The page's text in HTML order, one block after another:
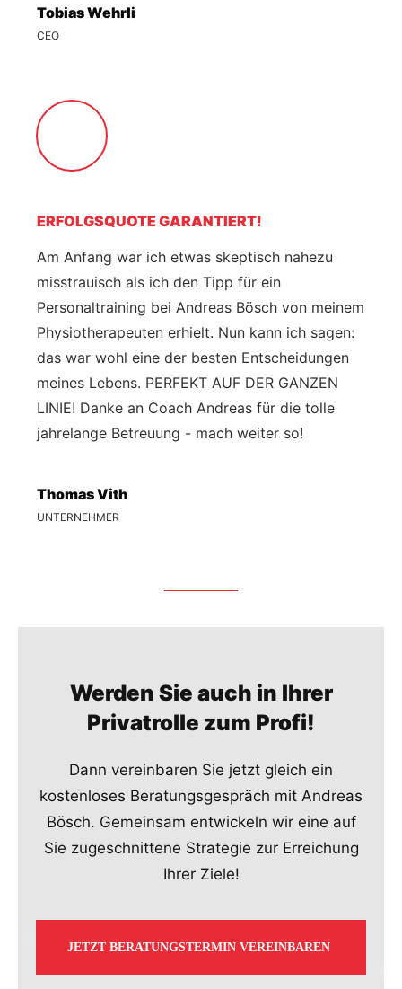
Tobias Wehrli
CEO
ERFOLGSQUOTE GARANTIERT!
Am Anfang war ich etwas skeptisch nahezu
misstrauisch als ich den Tipp für ein
Personaltraining bei Andreas Bösch von meinem
Physiotherapeuten erhielt. Nun kann ich sagen:
das war wohl eine der besten Entscheidungen
meines Lebens. PERFEKT AUF DER GANZEN
LINIE! Danke an Coach Andreas für die tolle
jahrelange Betreuung - mach weiter so!
Thomas Vith
UNTERNEHMER
Werden Sie auch in Ihrer
Privatrolle zum Profi!
Dann vereinbaren Sie jetzt gleich ein
kostenloses Beratungsgespräch mit Andreas
Bösch. Gemeinsam entwickeln wir eine auf
Sie zugeschnittene Strategie zur Erreichung
Ihrer Ziele!
JETZT BERATUNGSTERMIN VEREINBAREN